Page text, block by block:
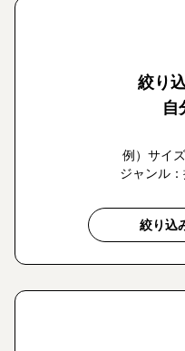
絞り
自
例）サイ
ジャンル
絞り込